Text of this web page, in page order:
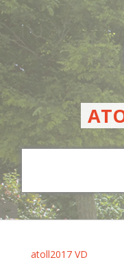
atoll2017 VD